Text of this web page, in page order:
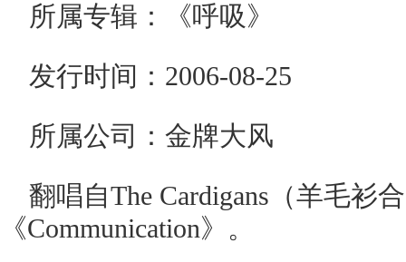
所属专辑：《呼吸》
发行时间：2006-08-25
所属公司：金牌大风
翻唱自The Cardigans（羊毛衫
《Communication》。